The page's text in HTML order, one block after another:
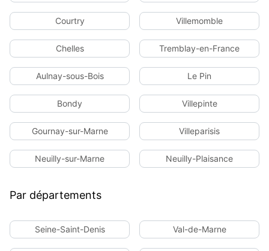
Courtry Villemomble
Chelles Tremblay-en-France
Aulnay-sous-Bois Le Pin
Bondy Villepinte
Gournay-sur-Marne Villeparisis
Neuilly-sur-Marne Neuilly-Plaisance
Par départements
Seine-Saint-Denis Val-de-Marne